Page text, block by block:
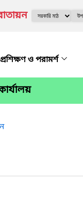
প্রশিক্ষণ ও পরামর্শ